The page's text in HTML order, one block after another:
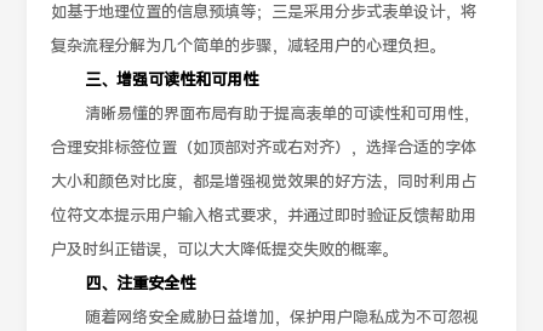
如基于地理位置的信息预填等；三是采用分步式表单设计，将
复杂流程分解为几个简单的步骤，减轻用户的心理负担。
三、增强可读性和可用性
清晰易懂的界面布局有助于提高表单的可读性和可用性，
合理安排标签位置（如顶部对齐或右对齐），选择合适的字体
大小和颜色对比度，都是增强视觉效果的好方法，同时利用占
位符文本提示用户输入格式要求，并通过即时验证反馈帮助用
户及时纠正错误，可以大大降低提交失败的概率。
四、注重安全性
随着网络安全威胁日益增加，保护用户隐私成为不可忽视